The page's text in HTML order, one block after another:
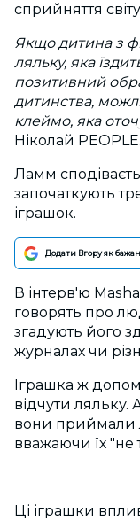
сприйняття
Якщо дитина з
ляльку, яка
позитивний
дитинства,
клеймо, яка
Ніколай PEOPLE.
Ламм
започаткують
іграшок.
Додати Вгору як
В інтерв'ю
говорять про
згадують його
журналах чи
Іграшка ж
відчути
вони приймали
вважаючи їх "не
Ці іграшки